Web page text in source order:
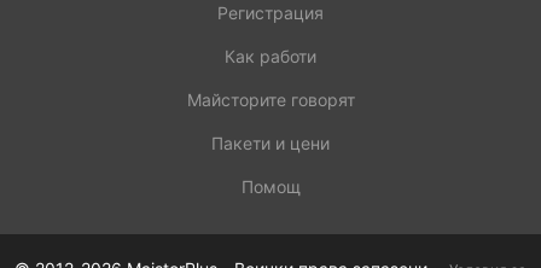
Регистрация
Как работи
Майсторите говорят
Пакети и цени
Помощ